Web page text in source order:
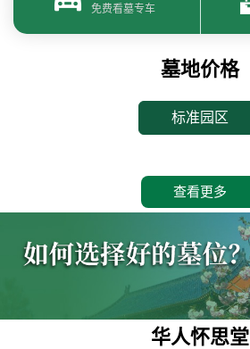
免费看墓专车
墓地价格
标准园区
查看更多
华人怀思堂